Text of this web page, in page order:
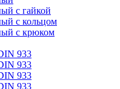
с гайкой
с кольцом
с крюком
933
933
933
933